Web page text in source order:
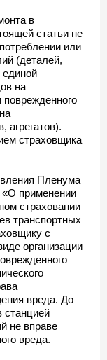
в
статьи не
или
(деталей,
единой
на
агрегатов).
страховщика
Пленума
применении
страховании
транспортных
с
организации
вреда. До
станцией
не вправе
вреда.